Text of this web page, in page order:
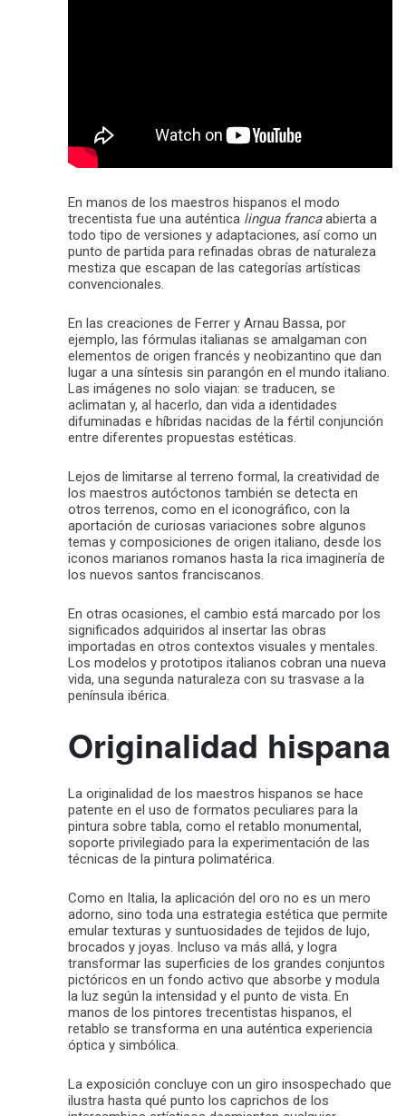
En manos de los maestros hispanos el modo
trecentista fue una auténtica lingua francaabierta a
todo tipo de versiones y adaptaciones, así como un
punto de partida para refinadas obras de naturaleza
mestiza que escapan de las categorías artísticas
convencionales.
En las creaciones de Ferrer y Arnau Bassa, por
ejemplo, las fórmulas italianas se amalgaman con
elementos de origen francés y neobizantino que dan
lugar a una síntesis sin parangón en el mundo italiano.
Las imágenes no solo viajan: se traducen, se
aclimatan y, al hacerlo, dan vida a identidades
difuminadas e híbridas nacidas de la fértil conjunción
entre diferentes propuestas estéticas.
Lejos de limitarse al terreno formal, la creatividad de
los maestros autóctonos también se detecta en
otros terrenos, como en el iconográfico, con la
aportación de curiosas variaciones sobre algunos
temas y composiciones de origen italiano, desde los
iconos marianos romanos hasta la rica imaginería de
los nuevos santos franciscanos.
En otras ocasiones, el cambio está marcado por los
significados adquiridos al insertar las obras
importadas en otros contextos visuales y mentales.
Los modelos y prototipos italianos cobran una nueva
vida, una segunda naturaleza con su trasvase a la
península ibérica.
Originalidad hispana
La originalidad de los maestros hispanos se hace
patente en el uso de formatos peculiares para la
pintura sobre tabla, como el retablo monumental,
soporte privilegiado para la experimentación de las
técnicas de la pintura polimatérica.
Como en Italia, la aplicación del oro no es un mero
adorno, sino toda una estrategia estética que permite
emular texturas y suntuosidades de tejidos de lujo,
brocados y joyas. Incluso va más allá, y logra
transformar las superficies de los grandes conjuntos
pictóricos en un fondo activo que absorbe y modula
la luz según la intensidad y el punto de vista. En
manos de los pintores trecentistas hispanos, el
retablo se transforma en una auténtica experiencia
óptica y simbólica.
La exposición concluye con un giro insospechado que
ilustra hasta qué punto los caprichos de los